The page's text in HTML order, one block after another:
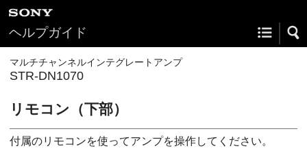
ヘルプガイド
マルチチャンネルインテグレートアンプ
STR-DN1070
リモコン（下部）
付属のリモコンを使ってアンプを操作してください。